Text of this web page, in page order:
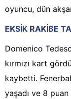
oyuncu, dün
EKSİK RAKİBE
Domenico
kırmızı kart
kaybetti.
yaşadı ve 8